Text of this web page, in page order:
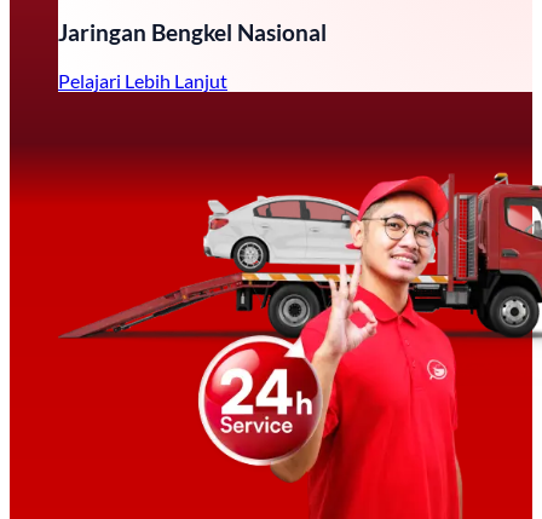
Jaringan Bengkel Nasional
Pelajari Lebih Lanjut